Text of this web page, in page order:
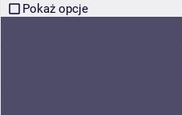
Pokaż opcje